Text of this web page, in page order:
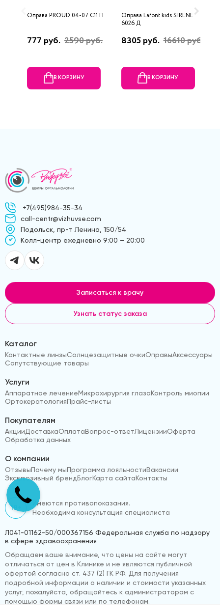
Оправа PROUD 04-07 C11 П
777 руб. 2590 руб.
В КОРЗИНУ
Оправа Lafont kids SIRENE
6026 Д
8305 руб. 16610 руб.
В КОРЗИНУ
+7(495)984-35-34
call-centr@vizhuvse.com
Подольск, пр-т Ленина, 150/54
Kолл-центр ежедневно 9:00 – 20:00
Записаться к врачу
Узнать статус заказа
Каталог
Контактные линзыСолнцезащитные очкиОправыАксессуары
Сопутствующие товары
Услуги
Аппаратное лечениеМикрохирургия глазаКонтроль миопии
ОртокератологияПрайс-листы
Покупателям
АкцииДоставкаОплатаВопрос-ответЛицензииОферта
Обработка данных
О компании
ОтзывыПочему мыПрограмма лояльностиВакансии
Эксклюзивный брендБлогКарта сайтаКонтакты
18+
Имеются противопоказания.
Необходима консультация специалиста
Л041-01162-50/000367156 Федеральная служба по надзору
в сфере здравоохранения
Обращаем ваше внимание, что цены на сайте могут
отличаться от цен в Клинике и не являются публичной
офертой согласно ст. 437 (2) ГК РФ. Для получения
подробной информации о наличии и стоимости указанных
услуг, пожалуйста, обращайтесь к администраторам с
помощью формы связи или по телефонам.